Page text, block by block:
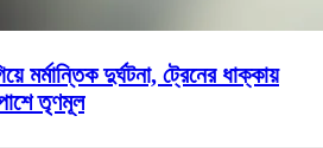
মর্মান্তিক দুর্ঘটনা, ট্রেনের ধাক্কায়
তৃণমূল